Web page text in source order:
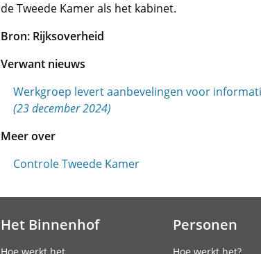
de Tweede Kamer als het kabinet.
Bron: Rijksoverheid
Verwant nieuws
Werkgroep levert aanbevelingen voor
(23 december 2024)
Meer over
Controle Tweede Kamer
Het Binnenhof Personen